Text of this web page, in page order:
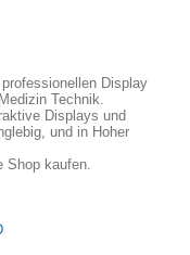
Display
Technik.
Displays und
und in Hoher
Shop kaufen.